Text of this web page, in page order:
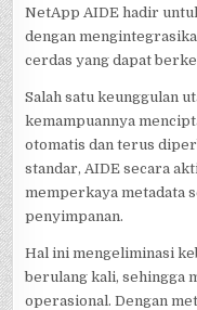
NetApp AIDE hadir
dengan
cerdas yang dapat
Salah satu keunggulan
kemampuannya
otomatis dan terus
standar, AIDE secara
memperkaya metadata
penyimpanan.
Hal ini mengeliminasi
berulang kali, sehingga
operasional. Dengan